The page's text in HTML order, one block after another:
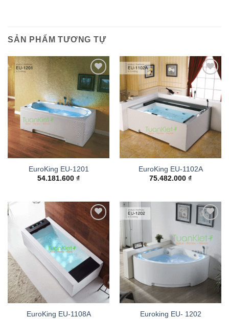
SẢN PHẨM TƯƠNG TỰ
Add to
wishlist
EuroKing EU-1201
54.181.600 ₫
wishlist
EuroKing EU-1102A
75.482.000 ₫
Add to
wishlist
EuroKing EU-1108A
Add to
wishlist
Euroking EU- 1202